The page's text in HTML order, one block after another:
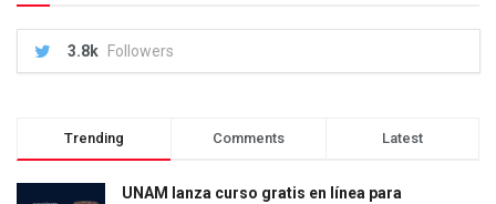
3.8k Followers
Trending Comments Latest
UNAM lanza curso gratis en línea para